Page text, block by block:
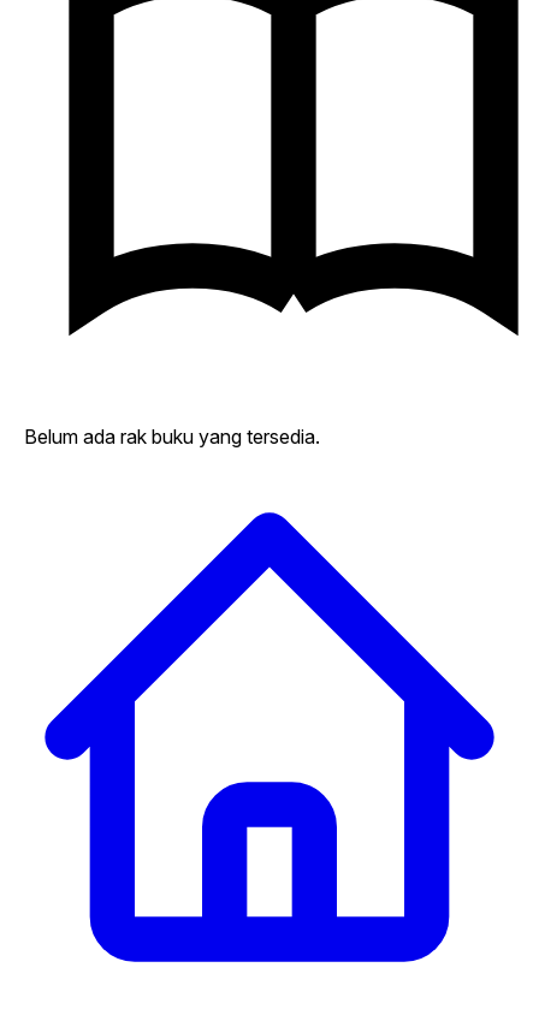
Belum ada rak buku yang tersedia.